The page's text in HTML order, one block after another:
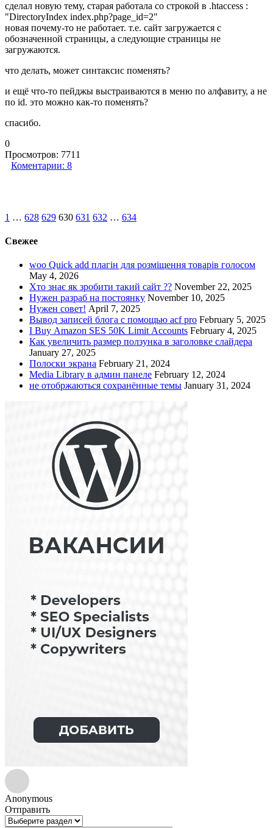
сделал новую тему, старая работала со строкой в .htaccess :
"DirectoryIndex index.php?page_id=2"
новая почему-то не работает. т.е. сайт загружается с
обозначенной страницы, а следующие страницы не
загружаются.
что делать, может синтаксис поменять?
и ещё что-то пейджы выстраиваются в меню по алфавиту, а не
по id. это можно как-то поменять?
спасибо.
0
Просмотров: 7711
Коментарии: 8
1 … 628 629 630 631 632 … 634
Свежее
woo Quick add плагін для розміщення товарів голосом
May 4, 2026
Хто знає як зробити такий сайт ?? November 22, 2025
Нужен разраб на постоянку November 10, 2025
Нужен совет! April 7, 2025
Вывод записей блога с помощью acf pro February 5, 2025
I Buy Amazon SES 50K Limit Accounts February 4, 2025
Как увеличить размер ползунка в заголовке слайдера
January 27, 2025
Полоски экрана February 21, 2024
Media Library в админ панеле February 12, 2024
не отобржаються сохранённые темы January 31, 2024
Anonymous
Отправить